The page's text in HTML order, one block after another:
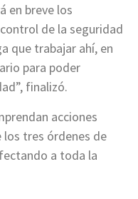
en breve los
de la seguridad
que trabajar ahí, en
para poder
finalizó.
acciones
los tres órdenes de
a toda la